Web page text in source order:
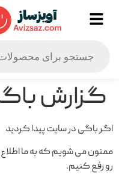
گزارش
اگر باگی در سایت پیدا کردید
ممنون می شویم که به ما
رو رفع کنیم.